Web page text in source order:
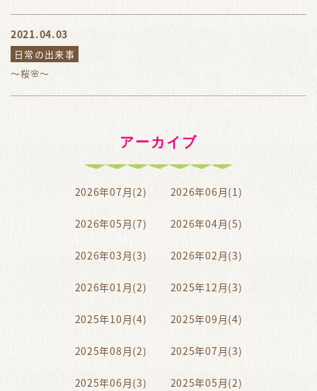
2021.04.03
日常の出来事
～桜🌸～
アーカイブ
2026年07月(2) 2026年06月(1)
2026年05月(7) 2026年04月(5)
2026年03月(3) 2026年02月(3)
2026年01月(2) 2025年12月(3)
2025年10月(4) 2025年09月(4)
2025年08月(2) 2025年07月(3)
2025年06月(3) 2025年05月(2)